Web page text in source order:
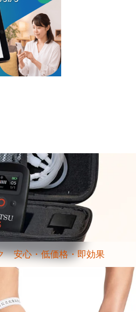
安心・低価格・即効果